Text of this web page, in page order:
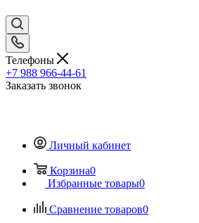
Телефоны
+7 988 966-44-61
Заказать звонок
Личный кабинет
Корзина0
Избранные товары0
Сравнение товаров0